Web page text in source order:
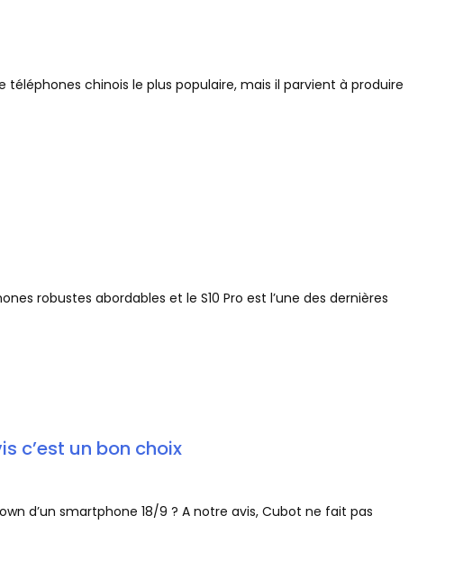
chinois le plus populaire, mais il parvient à produire
robustes abordables et le S10 Pro est l’une des dernières
c’est un bon choix
d’un smartphone 18/9 ? A notre avis, Cubot ne fait pas